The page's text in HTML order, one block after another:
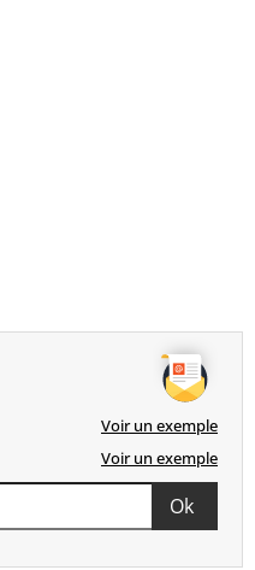
Voir un exemple
Voir un exemple